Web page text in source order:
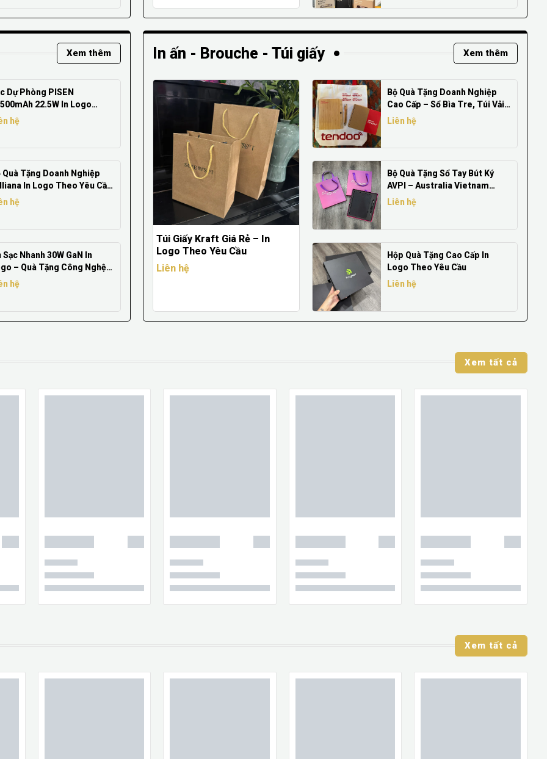
Xem thêm
Dự Phòng PISEN
22.5W In Logo
Yêu Cầu – Pin Dự Phòng
Tặng Doanh Nghiệp Giá
hệ
Quà Tặng Doanh Nghiệp
In Logo Theo Yêu Cầu
Cao Cấp Giá Xưởng
hệ
Sạc Nhanh 30W GaN In
– Quà Tặng Công Nghệ
Cấp Cho Doanh Nghiệp
hệ
In ấn - Brouche - Túi giấy Xem thêm
Túi Giấy Kraft Giá Rẻ – In
Logo Theo Yêu Cầu
Liên hệ
Bộ Quà Tặng Doanh Nghiệp
Cao Cấp – Sổ Bìa Tre, Túi Vải
và Bút In Logo
Liên hệ
Bộ Quà Tặng Sổ Tay Bút Ký
AVPI – Australia Vietnam
Policy Institute
Liên hệ
Hộp Quà Tặng Cao Cấp In
Logo Theo Yêu Cầu
Liên hệ
Xem tất cả
Xem tất cả